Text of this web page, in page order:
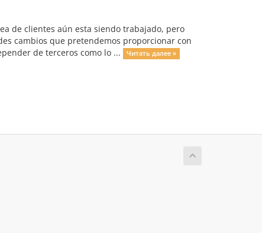
de clientes aún esta siendo trabajado, pero
cambios que pretendemos proporcionar con
de terceros como lo ...
Читать далее »